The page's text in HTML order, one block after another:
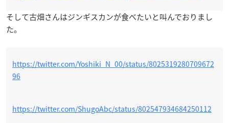
そして古畑さんはジンギスカンが食べたいと叫んでおりまし
た。
https://twitter.com/Yoshiki_N_00/status/8025319280709672
96
https://twitter.com/ShugoAbc/status/802547934684250112